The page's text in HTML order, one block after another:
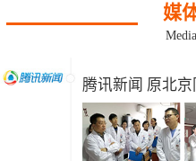
媒
腾讯新闻 原北